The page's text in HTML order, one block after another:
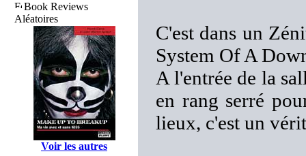
Book Reviews
Aléatoires
Voir les autres
C'est dans un
System Of A
A l'entrée de la
en rang serré
lieux, c'est un